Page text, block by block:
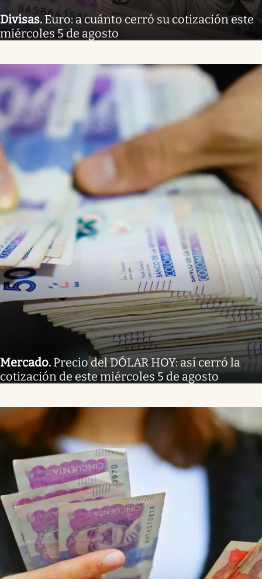
Divisas.Euro: a cuánto cerró su cotización este
miércoles 5 de agosto
Mercado. Precio del DÓLAR HOY: así cerró la
cotización de este miércoles 5 de agosto